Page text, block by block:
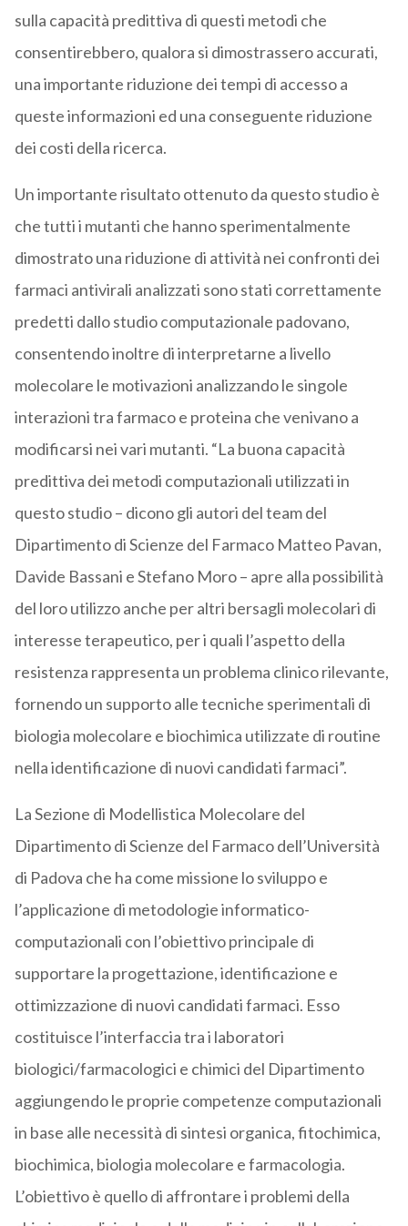
sulla capacità predittiva di questi metodi che
consentirebbero, qualora si dimostrassero accurati,
una importante riduzione dei tempi di accesso a
queste informazioni ed una conseguente riduzione
dei costi della ricerca.
Un importante risultato ottenuto da questo studio è
che tutti i mutanti che hanno sperimentalmente
dimostrato una riduzione di attività nei confronti dei
farmaci antivirali analizzati sono stati correttamente
predetti dallo studio computazionale padovano,
consentendo inoltre di interpretarne a livello
molecolare le motivazioni analizzando le singole
interazioni tra farmaco e proteina che venivano a
modificarsi nei vari mutanti. “La buona capacità
predittiva dei metodi computazionali utilizzati in
questo studio – dicono gli autori del team del
Dipartimento di Scienze del Farmaco Matteo Pavan,
Davide Bassani e Stefano Moro – apre alla possibilità
del loro utilizzo anche per altri bersagli molecolari di
interesse terapeutico, per i quali l’aspetto della
resistenza rappresenta un problema clinico rilevante,
fornendo un supporto alle tecniche sperimentali di
biologia molecolare e biochimica utilizzate di routine
nella identificazione di nuovi candidati farmaci”.
La Sezione di Modellistica Molecolare del
Dipartimento di Scienze del Farmaco dell’Università
di Padova che ha come missione lo sviluppo e
l’applicazione di metodologie informatico-
computazionali con l’obiettivo principale di
supportare la progettazione, identificazione e
ottimizzazione di nuovi candidati farmaci. Esso
costituisce l’interfaccia tra i laboratori
biologici/farmacologici e chimici del Dipartimento
aggiungendo le proprie competenze computazionali
in base alle necessità di sintesi organica, fitochimica,
biochimica, biologia molecolare e farmacologia.
L’obiettivo è quello di affrontare i problemi della